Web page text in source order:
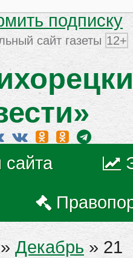
подписку
сайт газеты 12+
сайта
» Декабрь » 21